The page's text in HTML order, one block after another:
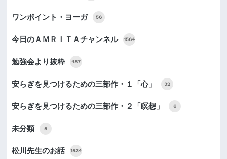
ワンポイント・ヨーガ 56
今日のＡＭＲＩＴＡチャンネル 1564
勉強会より抜粋 487
安らぎを見つけるための三部作・１「心」 32
安らぎを見つけるための三部作・２「瞑想」 6
未分類 5
松川先生のお話 1534